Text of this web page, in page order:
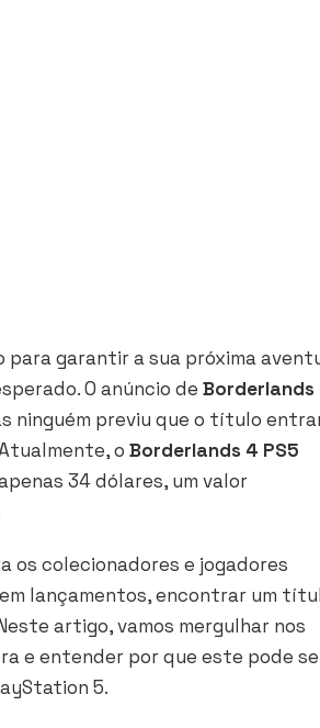
para garantir a sua próxima
O anúncio de Borderlands
ninguém previu que o título
o Borderlands 4 PS5
34 dólares, um valor
os colecionadores e jogadores
lançamentos, encontrar um
artigo, vamos mergulhar nos
e entender por que este pode
5.